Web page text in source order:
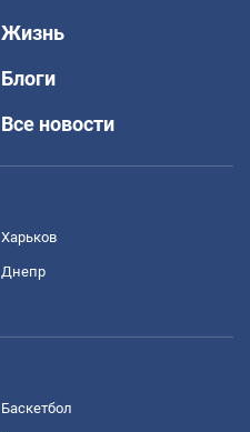
Жизнь
Блоги
Все новости
Харьков
Днепр
Баскетбол